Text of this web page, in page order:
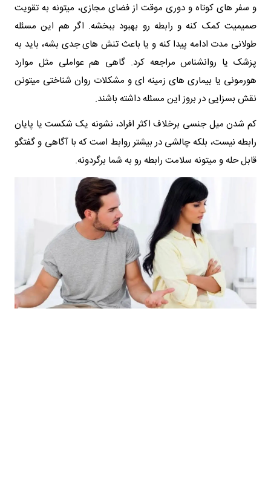
و سفر های کوتاه و دوری موقت از فضای مجازی، میتونه به تقویت
صمیمیت کمک کنه و رابطه رو بهبود ببخشه. اگر هم این مسئله
طولانی مدت ادامه پیدا کنه و یا باعث تنش های جدی بشه، باید به
پزشک یا روانشناس مراجعه کرد. گاهی هم عواملی مثل موارد
هورمونی یا بیماری های زمینه ای و مشکلات روان شناختی میتونن
نقش بسزایی در بروز این مسئله داشته باشند.
کم شدن میل جنسی برخلاف اکثر افراد، نشونه یک شکست یا پایان
رابطه نیست، بلکه چالشی در بیشتر روابط است که با آگاهی و گفتگو
قابل حله و میتونه سلامت رابطه رو به شما برگردونه.